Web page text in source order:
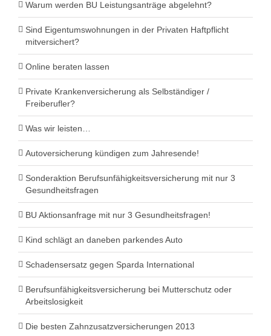
Warum werden BU Leistungsanträge abgelehnt?
Sind Eigentumswohnungen in der Privaten Haftpflicht
mitversichert?
Online beraten lassen
Private Krankenversicherung als Selbständiger /
Freiberufler?
Was wir leisten…
Autoversicherung kündigen zum Jahresende!
Sonderaktion Berufsunfähigkeitsversicherung mit nur 3
Gesundheitsfragen
BU Aktionsanfrage mit nur 3 Gesundheitsfragen!
Kind schlägt an daneben parkendes Auto
Schadensersatz gegen Sparda International
Berufsunfähigkeitsversicherung bei Mutterschutz oder
Arbeitslosigkeit
Die besten Zahnzusatzversicherungen 2013